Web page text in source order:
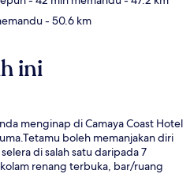
- 50.6 km
ini
menginap di Camaya Coast Hotel
boleh memanjakan diri
di salah satu daripada 7
renang terbuka, bar/ruang